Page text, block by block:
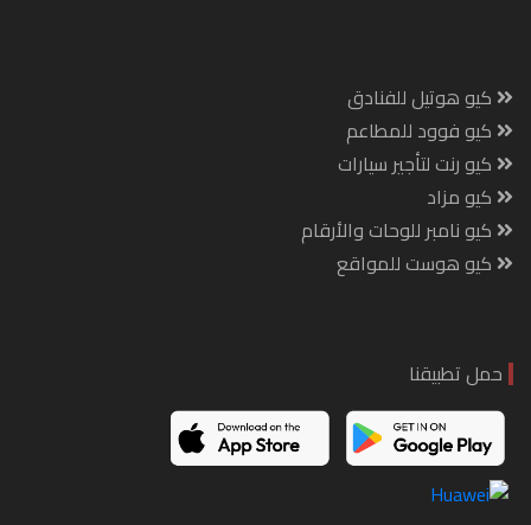
كيو هوتيل للفنادق
كيو فوود للمطاعم
كيو رنت لتأجير سيارات
كيو مزاد
كيو نامبر للوحات والأرقام
كيو هوست للمواقع
حمل تطبيقنا